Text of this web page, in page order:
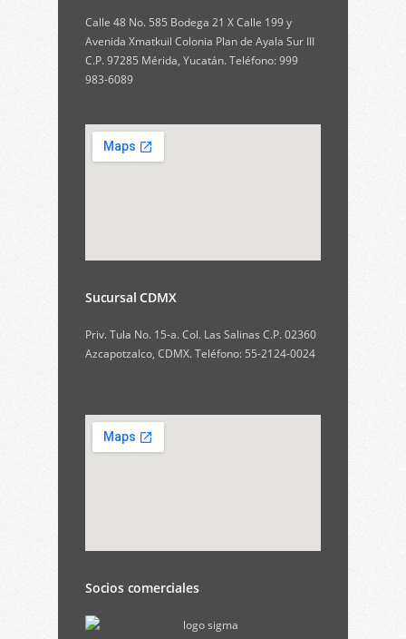
Calle 48 No. 585 Bodega 21 X Calle 199 y
Avenida Xmatkuil Colonia Plan de Ayala Sur III
C.P. 97285 Mérida, Yucatán. Teléfono: 999
983-6089
Sucursal CDMX
Priv. Tula No. 15-a. Col. Las Salinas C.P. 02360
Azcapotzalco, CDMX. Teléfono: 55-2124-0024
Socios comerciales